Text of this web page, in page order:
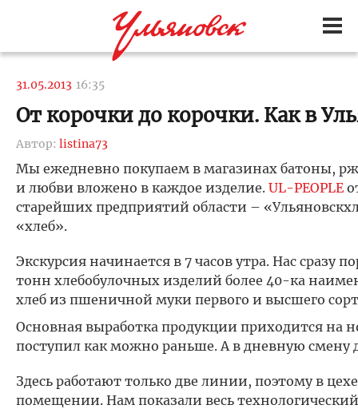
31.05.2013 16:35
От корочки до корочки. Как в
Автор: listina73
Мы ежедневно покупаем в магазинах батоны,
и любви вложено в каждое изделие. UL-PEOPLE
старейших предприятий области –
«хлеб».
Экскурсия начинается в 7 часов утра. Нас сразу
тонн хлебобулочных изделий более 40-ка
хлеб из пшеничной муки первого и высшего
Основная выработка продукции приходится на
поступил как можно раньше. А в дневную смену
Здесь работают только две линии, поэтому в
помещении. Нам показали весь